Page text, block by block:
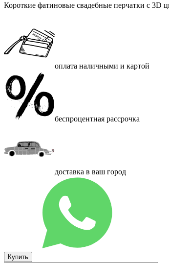
Короткие фатиновые свадебные перчатки с 3D
оплата наличными и картой
беспроцентная рассрочка
доставка в ваш город
Купить